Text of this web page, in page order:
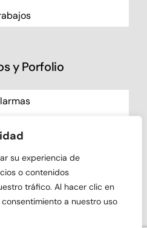
su experiencia de
o contenidos
tráfico. Al hacer clic en
a nuestro uso
y Porfolio
Accesos